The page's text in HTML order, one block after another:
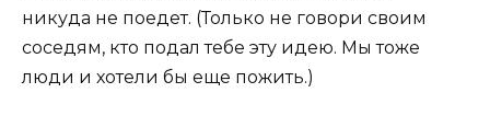
никуда не поедет. (Только не говори своим
соседям, кто подал тебе эту идею. Мы тоже
люди и хотели бы еще пожить.)